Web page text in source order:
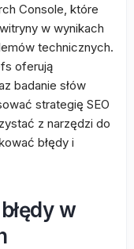
Console, które
w wynikach
technicznych.
oferują
badanie słów
strategię SEO
z narzędzi do
błędy i
w